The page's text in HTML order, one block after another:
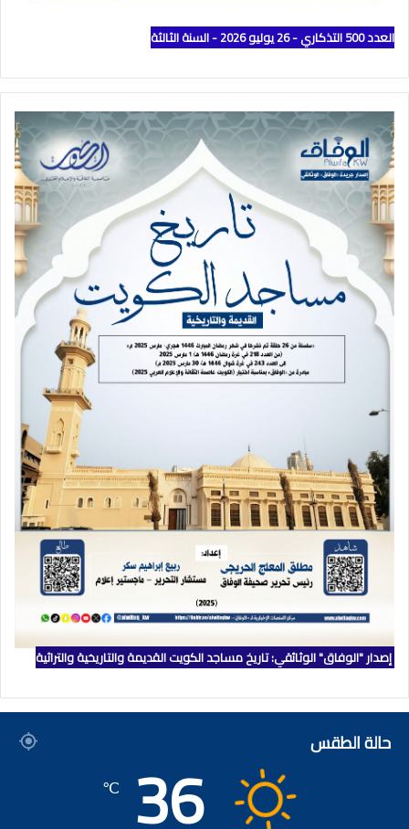
العدد 500 التذكاري - 26 يوليو 2026 - السنة الثالثة
إصدار "الوفاق" الوثائقي: تاريخ مساجد الكويت القديمة والتاريخية والتراثية
حالة الطقس 36
℃